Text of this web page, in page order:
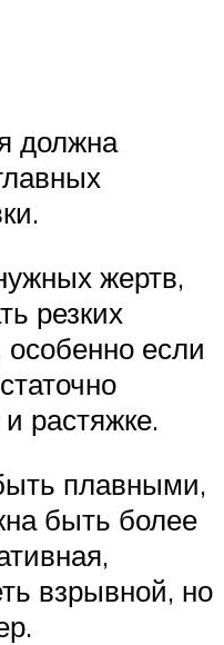
должна
жертв,
резких
если
растяжке.
плавными,
быть более
взрывной, но